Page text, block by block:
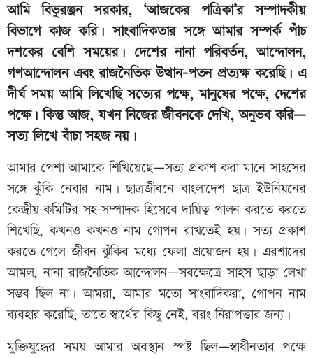
আমি বিভুরঞ্জন সরকার, ‘আজকের পত্রিকা’র সম্পাদকীয়
বিভাগে কাজ করি। সাংবাদিকতার সঙ্গে আমার সম্পর্ক পাঁচ
দশকের বেশি সময়ের। দেশের নানা পরিবর্তন, আন্দোলন,
গণআন্দোলন এবং রাজনৈতিক উত্থান-পতন প্রত্যক্ষ করেছি। এ
দীর্ঘ সময় আমি লিখেছি সত্যের পক্ষে, মানুষের পক্ষে, দেশের
পক্ষে। কিন্তু আজ, যখন নিজের জীবনকে দেখি, অনুভব করি—
সত্য লিখে বাঁচা সহজ নয়।
আমার পেশা আমাকে শিখিয়েছে—সত্য প্রকাশ করা মানে সাহসের
সঙ্গে ঝুঁকি নেবার নাম। ছাত্রজীবনে বাংলাদেশ ছাত্র ইউনিয়নের
কেন্দ্রীয় কমিটির সহ-সম্পাদক হিসেবে দায়িত্ব পালন করতে করতে
শিখেছি, কখনও কখনও নাম গোপন রাখতেই হয়। সত্য প্রকাশ
করতে গেলে জীবন ঝুঁকির মধ্যে ফেলা প্রয়োজন হয়। এরশাদের
আমল, নানা রাজনৈতিক আন্দোলন—সবক্ষেত্রে সাহস ছাড়া লেখা
সম্ভব ছিল না। আমরা, আমার মতো সাংবাদিকরা, গোপন নাম
ব্যবহার করেছি, তাতে স্বার্থের কিছু নেই, বরং নিরাপত্তার জন্য।
মুক্তিযুদ্ধের সময় আমার অবস্থান স্পষ্ট ছিল—স্বাধীনতার পক্ষে